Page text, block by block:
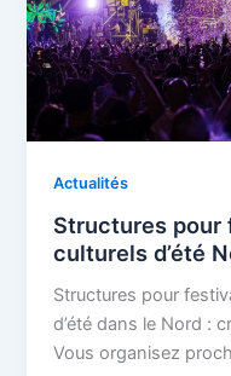
Actualités
Structures pour
culturels d’été
Structures pour
d’été dans le Nord :
Vous organisez